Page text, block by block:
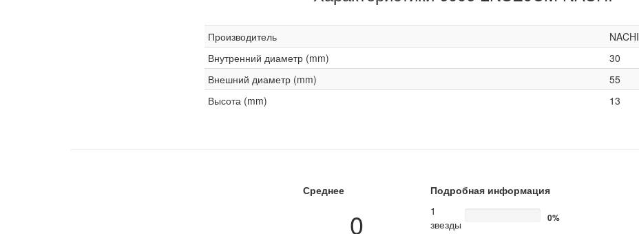
Производитель
NACHI
Внутренний диаметр (mm)
30
Внешний диаметр (mm)
55
Высота (mm)
13
Среднее
0
Подробная информация
1
звезды
0%